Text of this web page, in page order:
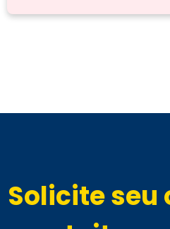
Solicite